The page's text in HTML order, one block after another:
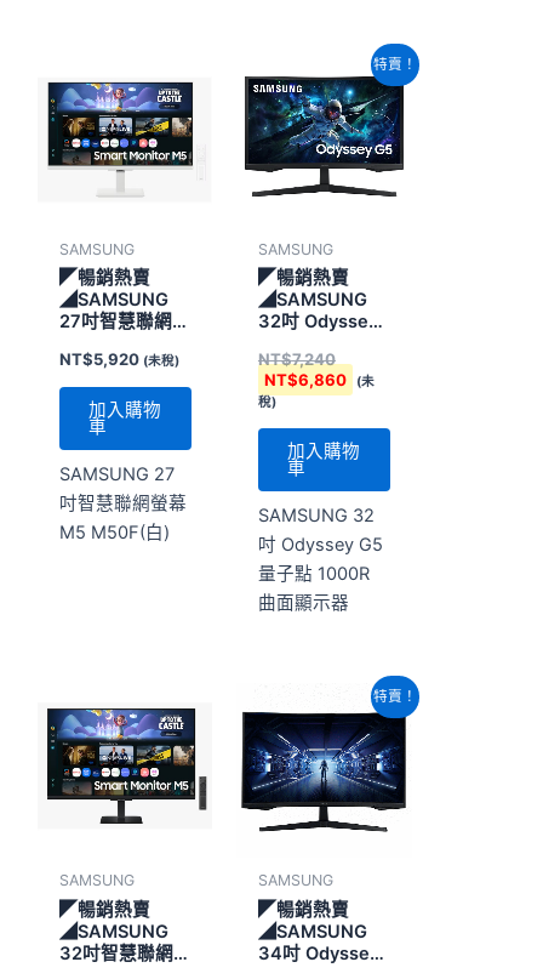
SAMSUNG
◤暢銷熱賣
◢SAMSUNG
27吋智慧聯網螢
M50F(白)
NT$5,920 (未稅)
加入購物
車
SAMSUNG 27
吋智慧聯網螢幕
M5 M50F(白)
特賣！
SAMSUNG
◤暢銷熱賣
◢SAMSUNG
32吋 Odyssey
1000R 曲面顯
示器
NT$7,240
始
價
格：
NT$7,240。
NT$6,860
前
價
格：
NT$6,860。
(未
稅)
加入購物
車
SAMSUNG 32
吋 Odyssey G5
量子點 1000R
曲面顯示器
SAMSUNG
◤暢銷熱賣
◢SAMSUNG
32吋智慧聯網螢
特賣！
SAMSUNG
◤暢銷熱賣
◢SAMSUNG
34吋 Odyssey
始
價
格：
NT$10,100。
前
價
格：
NT$9,600。